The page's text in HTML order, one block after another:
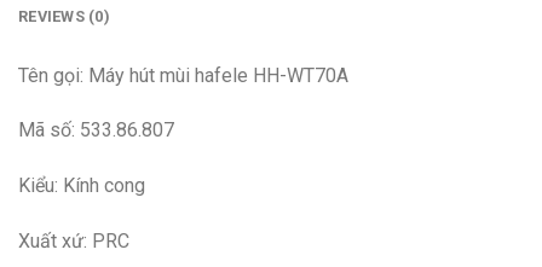
REVIEWS (0)
Tên gọi: Máy hút mùi hafele HH-WT70A
Mã số: 533.86.807
Kiểu: Kính cong
Xuất xứ: PRC